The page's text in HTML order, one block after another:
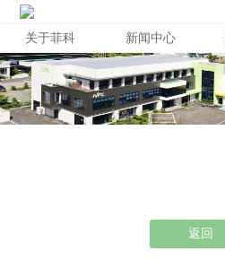
关于菲科 新闻中心
返回